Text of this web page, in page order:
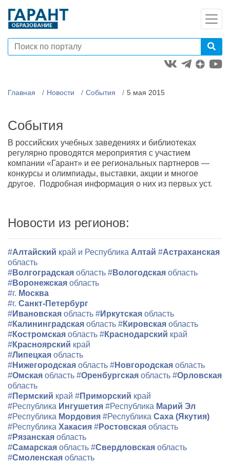
Главная Новости События 5 мая 2015
События
В российских учебных заведениях и библиотеках
регулярно проводятся мероприятия с участием
компании «Гарант» и ее региональных партнеров —
конкурсы и олимпиады, выставки, акции и многое
другое. Подробная информация о них из первых уст.
Новости из регионов:
#Алтайский край и Республика Алтай #Астраханская
область
#Волгоградская область #Вологодская область
#Воронежская область
#г. Москва
#г. Санкт-Петербург
#Ивановская область #Иркутская область
#Калининградская область #Кировская область
#Костромская область #Краснодарский край
#Красноярский край
#Липецкая область
#Нижегородская область #Новгородская область
#Омская область #Оренбургская область #Орловская
область
#Пермский край #Приморский край
#Республика Ингушетия #Республика Марий Эл
#Республика Мордовия #Республика Саха (Якутия)
#Республика Хакасия #Ростовская область
#Рязанская область
#Самарская область #Свердловская область
#Смоленская область